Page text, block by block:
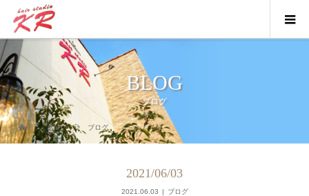
BLOG
ブログ
ブログ ブログ
2021/06/03
2021.06.03 ブログ